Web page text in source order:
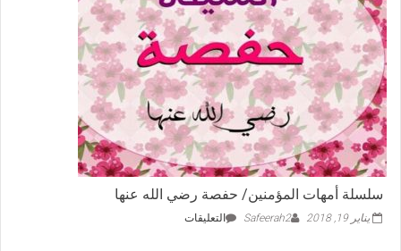
خزيمة
رضي
الله
عنها
مغلقة
سلسلة أمهات المؤمنين/ حفصة رضي الله عنها
يناير 19, 2018 Safeerah2 التعليقاتعلى